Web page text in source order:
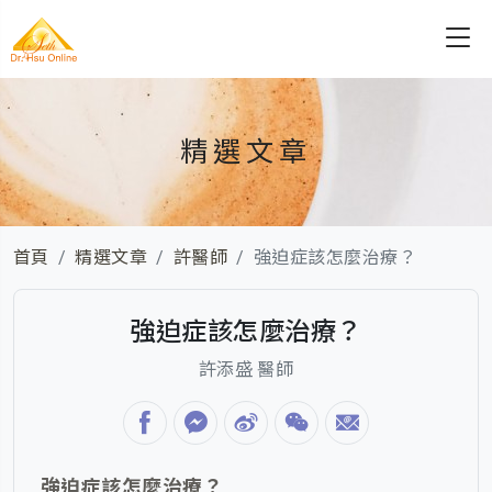
精選文章
首頁 精選文章 許醫師 強迫症該怎麼治療？
強迫症該怎麼治療？
許添盛 醫師
強迫症該怎麼治療？